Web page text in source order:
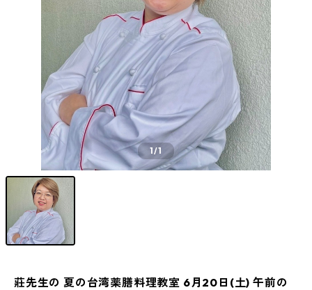
1/1
莊先生の 夏の台湾薬膳料理教室 6月20日(土) 午前の